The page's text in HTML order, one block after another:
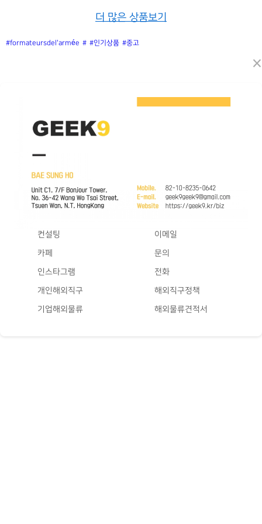
더 많은 상품보기
#formateursdel'armée # #인기상품 #중고
×
컨설팅
카페
인스타그램
개인해외직구
기업해외물류
이메일
문의
전화
해외직구정책
해외물류견적서